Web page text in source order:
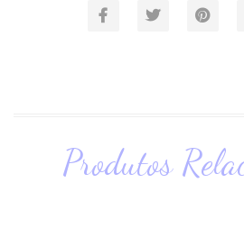
Produtos